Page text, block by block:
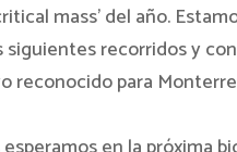
mass’ del año.
recorridos y
para